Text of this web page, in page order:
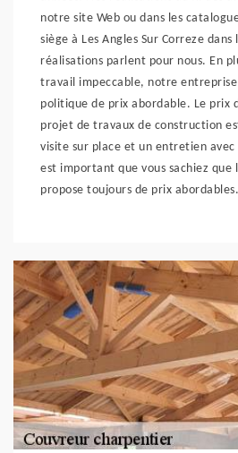
notre site Web ou dans les
siège à Les Angles Sur Correze dans
réalisations parlent pour nous. En
travail impeccable, notre
politique de prix abordable. Le prix
projet de travaux de construction
visite sur place et un entretien
est important que vous sachiez que
propose toujours de prix abordables.